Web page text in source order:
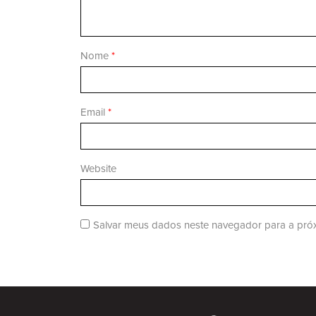
Nome *
Email *
Website
Salvar meus dados neste navegador para a